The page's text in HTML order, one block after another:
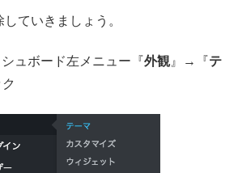
ていきましょう。
ュボード左メニュー『外観』→『テ